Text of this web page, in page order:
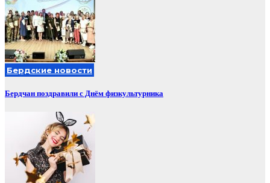
Бердские новости
Бердчан поздравили с Днём физкультурника